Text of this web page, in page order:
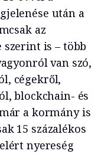
után a
az
szerint is – több
van szó,
cégekről,
blockchain- és
a kormány is
15 százalékos
nyereség